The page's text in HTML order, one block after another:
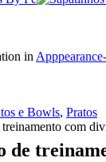
in
e Bowls, Pratos
com
de